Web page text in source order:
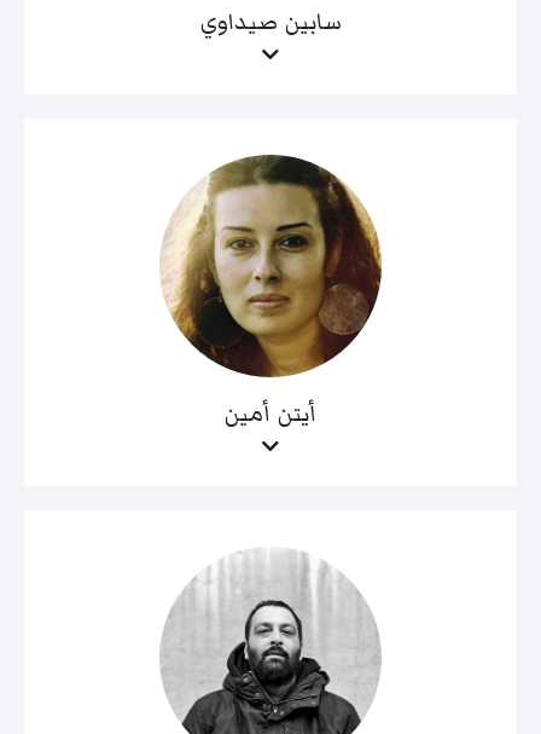
سابين صيداوي
أيتن أمين